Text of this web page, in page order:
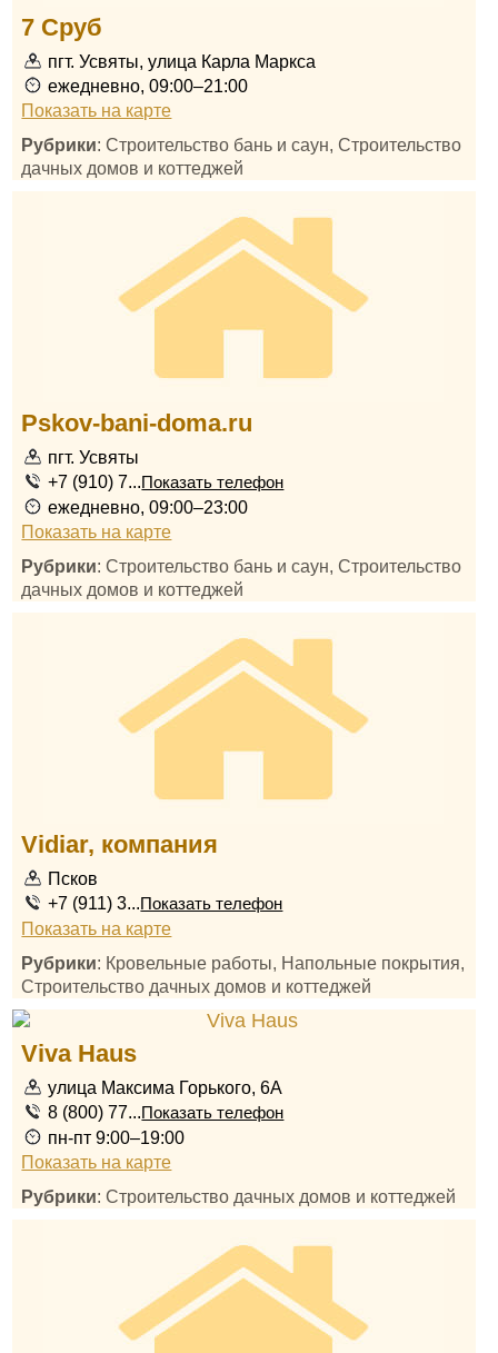
7 Сруб
пгт. Усвяты, улица Карла Маркса
ежедневно, 09:00–21:00
Показать на карте
Рубрики: Строительство бань и саун, Строительство
дачных домов и коттеджей
Pskov-bani-doma.ru
пгт. Усвяты
+7 (910) 7...Показать телефон
ежедневно, 09:00–23:00
Показать на карте
Рубрики: Строительство бань и саун, Строительство
дачных домов и коттеджей
Vidiar, компания
Псков
+7 (911) 3...Показать телефон
Показать на карте
Рубрики: Кровельные работы, Напольные покрытия,
Строительство дачных домов и коттеджей
Viva Haus
улица Максима Горького, 6А
8 (800) 77...Показать телефон
пн-пт 9:00–19:00
Показать на карте
Рубрики: Строительство дачных домов и коттеджей